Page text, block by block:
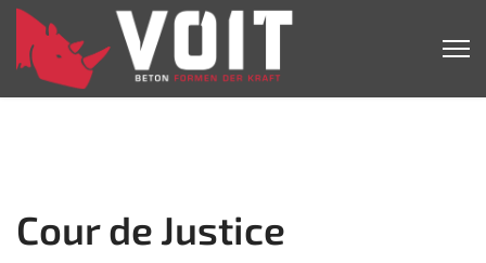
Cour de Justice